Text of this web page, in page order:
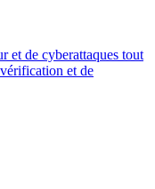
et de cyberattaques tout
et de